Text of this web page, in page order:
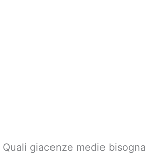
Quali giacenze medie bisogna